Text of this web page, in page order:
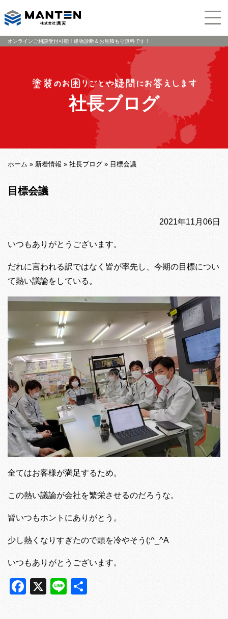
オンラインご相談受付可能！建物診断＆お見積もり無料です！
社長ブログ
ホーム » 新着情報 » 社長ブログ » 目標会議
目標会議
2021年11月06日
いつもありがとうございます。
だれに言われる訳ではなく皆が率先し、今期の目標につい
て熱い議論をしている。
全てはお客様が満足するため。
この熱い議論が会社を繁栄させるのだろうな。
皆いつもホントにありがとう。
少し熱くなりすぎたので頭を冷やそう(;^_^A
いつもありがとうございます。
Facebook
X Line